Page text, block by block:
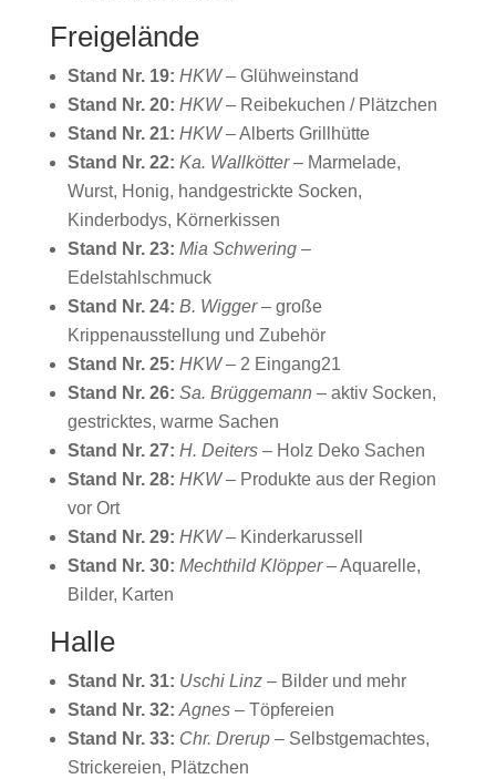
Freigelände
Stand Nr. 19: HKW– Glühweinstand
Stand Nr. 20: HKW– Reibekuchen / Plätzchen
Stand Nr. 21: HKW– Alberts Grillhütte
Stand Nr. 22: Ka. Wallkötter– Marmelade,
Wurst, Honig, handgestrickte Socken,
Kinderbodys, Körnerkissen
Stand Nr. 23: Mia Schwering–
Edelstahlschmuck
Stand Nr. 24: B. Wigger– große
Krippenausstellung und Zubehör
Stand Nr. 25: HKW– 2 Eingang21
Stand Nr. 26: Sa. Brüggemann – aktiv Socken,
gestricktes, warme Sachen
Stand Nr. 27: H. Deiters– Holz Deko Sachen
Stand Nr. 28: HKW– Produkte aus der Region
vor Ort
Stand Nr. 29: HKW– Kinderkarussell
Stand Nr. 30: Mechthild Klöpper– Aquarelle,
Bilder, Karten
Halle
Stand Nr. 31: Uschi Linz– Bilder und mehr
Stand Nr. 32: Agnes– Töpfereien
Stand Nr. 33: Chr. Drerup– Selbstgemachtes,
Strickereien, Plätzchen